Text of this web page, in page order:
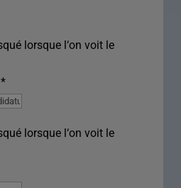
lorsque l‘on voit le
*
lorsque l‘on voit le